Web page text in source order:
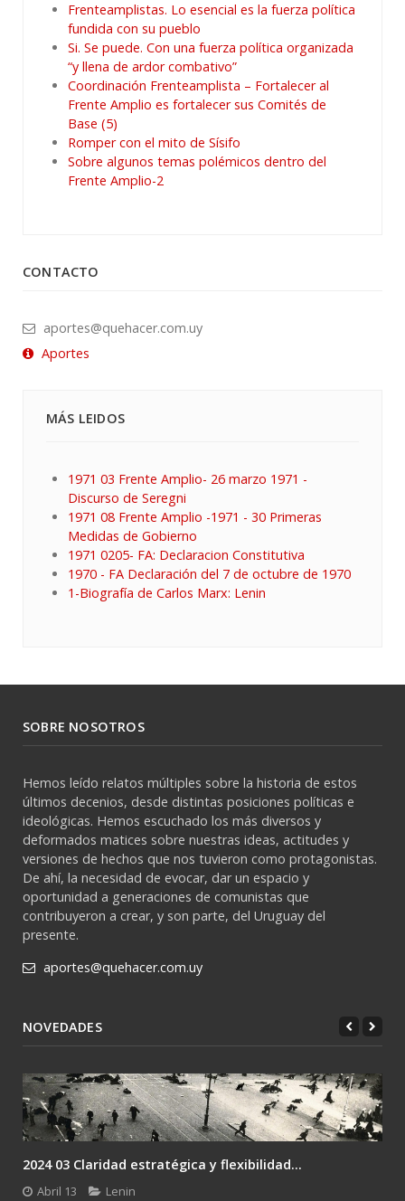
Frenteamplistas. Lo esencial es la fuerza política
fundida con su pueblo
Si. Se puede. Con una fuerza política organizada
“y llena de ardor combativo”
Coordinación Frenteamplista – Fortalecer al
Frente Amplio es fortalecer sus Comités de
Base (5)
Romper con el mito de Sísifo
Sobre algunos temas polémicos dentro del
Frente Amplio-2
CONTACTO
aportes@quehacer.com.uy
Aportes
MÁS LEIDOS
1971 03 Frente Amplio- 26 marzo 1971 -
Discurso de Seregni
1971 08 Frente Amplio -1971 - 30 Primeras
Medidas de Gobierno
1971 0205- FA: Declaracion Constitutiva
1970 - FA Declaración del 7 de octubre de 1970
1-Biografía de Carlos Marx: Lenin
SOBRE NOSOTROS
Hemos leído relatos múltiples sobre la historia de estos
últimos decenios, desde distintas posiciones políticas e
ideológicas. Hemos escuchado los más diversos y
deformados matices sobre nuestras ideas, actitudes y
versiones de hechos que nos tuvieron como protagonistas.
De ahí, la necesidad de evocar, dar un espacio y
oportunidad a generaciones de comunistas que
contribuyeron a crear, y son parte, del Uruguay del
presente.
aportes@quehacer.com.uy
NOVEDADES
2024 03 Claridad estratégica y flexibilidad...
Abril 13 Lenin